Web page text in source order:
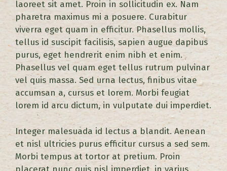
laoreet sit amet. Proin in sollicitudin ex. Nam
pharetra maximus mi a posuere. Curabitur
viverra eget quam in efficitur. Phasellus mollis,
tellus id suscipit facilisis, sapien augue dapibus
purus, eget hendrerit enim nibh et enim.
Phasellus vel quam eget tellus rutrum pulvinar
vel quis massa. Sed urna lectus, finibus vitae
accumsan a, cursus et lorem. Morbi feugiat
lorem id arcu dictum, in vulputate dui imperdiet.
Integer malesuada id lectus a blandit. Aenean
et nisl ultricies purus efficitur cursus a sed sem.
Morbi tempus at tortor at pretium. Proin